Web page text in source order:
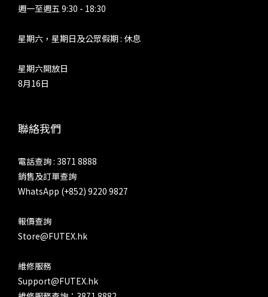
週一至週五 9:30 - 18:30
星期六，星期日及公眾假期 : 休息
星期六開放日
8月16日
聯絡我們
電話查詢 : 3871 8888
銷售及訂單查詢
WhatsApp (+852) 9220 9827
報價查詢
Store@FUTEX.hk
維修服務
Support@FUTEX.hk